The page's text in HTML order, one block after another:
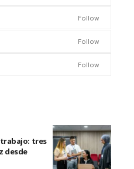
Follow
Follow
Follow
tres
desde